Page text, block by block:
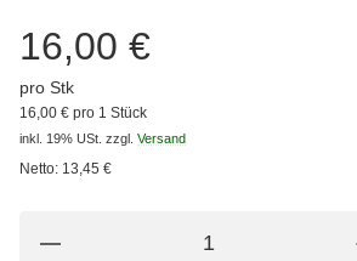
16,00 €
pro Stk
16,00 € pro 1 Stück
inkl. 19% USt. zzgl. Versand
Netto: 13,45 €